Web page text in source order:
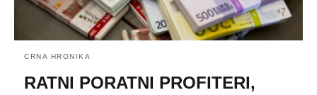
CRNA HRONIKA
RATNI PORATNI PROFITERI,